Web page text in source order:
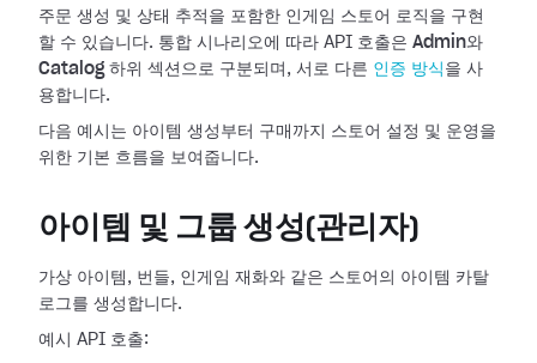
주문 생성 및 상태 추적을 포함한 인게임 스토어 로직을 구현
할 수 있습니다. 통합 시나리오에 따라 API 호출은 Admin와
Catalog 하위 섹션으로 구분되며, 서로 다른 인증 방식 을 사
용합니다.
다음 예시는 아이템 생성부터 구매까지 스토어 설정 및 운영을
위한 기본 흐름을 보여줍니다.
아이템 및 그룹 생성(관리자)
가상 아이템, 번들, 인게임 재화와 같은 스토어의 아이템 카탈
로그를 생성합니다.
예시 API 호출: